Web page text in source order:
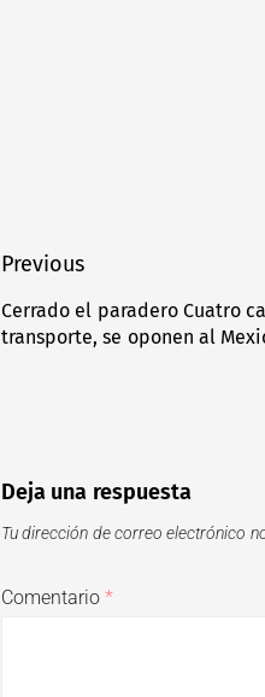
Navegación
de
entradas
Previous
Previous
post:
Cerrado el paradero Cuatro
transporte, se oponen al
Deja una respuesta
Tu dirección de correo electrónico
Comentario*